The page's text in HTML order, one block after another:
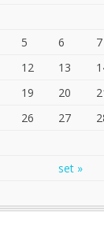
5 6 7
12 13
19 20
26 27
set »